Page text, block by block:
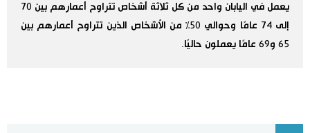
علوم وتكنولوجيا
يعمل في اليابان واحد من كل ثلاثة أشخاص تتراوح أعمارهم بين 70
إلى 74 عامًا وحوالي 50٪ من الأشخاص الذين تتراوح أعمارهم بين
65 و69 عامًا يعملون حاليًا.